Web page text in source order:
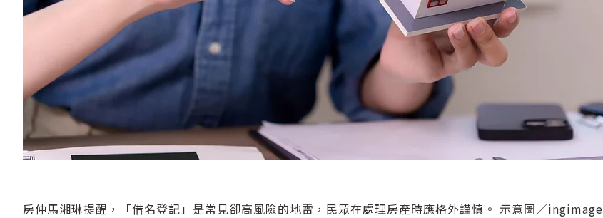
房仲馬湘琳提醒，「借名登記」是常見卻高風險的地雷，民眾在處理房產時應格外謹慎。 示意圖／ingimage